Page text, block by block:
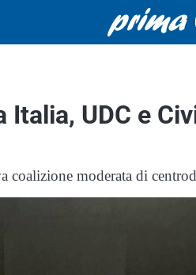
Italia, UDC e
coalizione moderata di